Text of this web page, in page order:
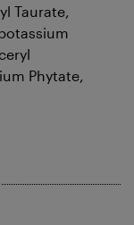
Taurate,
Phytate,